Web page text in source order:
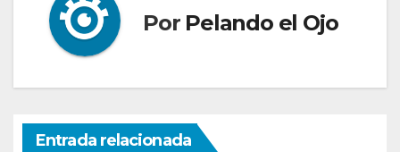
Por Pelando el Ojo
Entrada relacionada